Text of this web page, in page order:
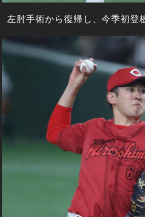
左肘手術から復帰し、今季初登